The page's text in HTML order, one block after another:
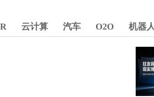
云计算 汽车 O2O 机器